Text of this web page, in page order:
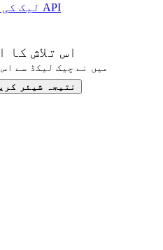
لیک کی انٹیگریٹ API
اس تلاش کا
میں نے چیک لیکڈ سے
نتیجہ شیئر